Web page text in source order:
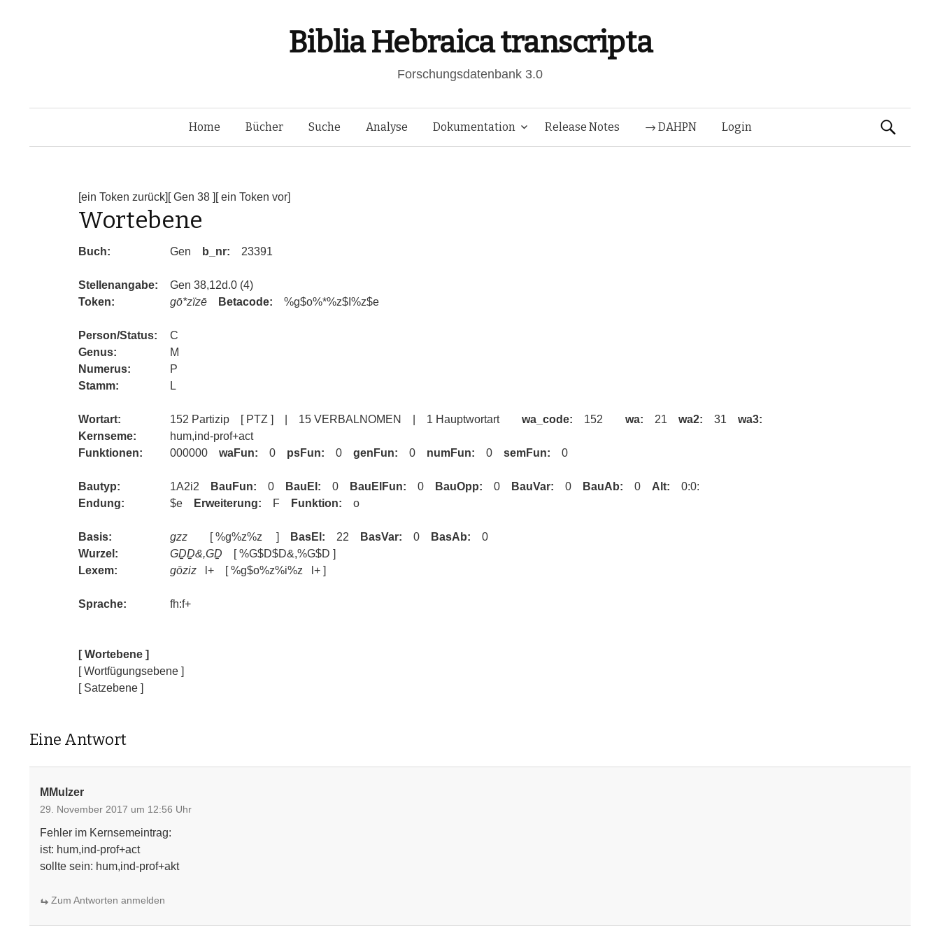
Biblia Hebraica transcripta
Forschungsdatenbank 3.0
Springe
Home Bücher Suche Analyse Dokumentation Release Notes → DAHPN Login Suchen
[ein Token zurück] [ Gen 38 ] [ ein Token vor]
Wortebene
Buch: Gen b_nr: 23391
Stellenangabe:
Gen 38,12d.0 (4)
Token:
gō*zïzē Betacode: %g$o%*%z$I%z$e
Person/Status:
C
Genus:
M
Numerus:
P
Stamm:
L
Wortart: 152 Partizip [ PTZ ] | 15 VERBALNOMEN | 1 Hauptwortart wa_code: 152 wa: 21 wa2: 31 wa3:
Kernseme:
hum,ind-prof+act
Funktionen:
000000 waFun: 0 psFun: 0 genFun: 0 numFun: 0 semFun: 0
Bautyp: 1A2i2 BauFun: 0 BauEl: 0 BauElFun: 0 BauOpp: 0 BauVar: 0 BauAb: 0 Alt:
0:0:
Endung:
$e Erweiterung: F Funktion: o
Basis: gzz [ %g%z%z ] BasEl: 22 BasVar: 0 BasAb:
0
Wurzel:
GḎḎ&,GḎ [ %G$D$D&,%G$D ]
Lexem:
gōziz l+ [ %g$o%z%i%z l+ ]
Sprache: fh:f+
[ Wortebene ]
[ Wortfügungsebene ]
[ Satzebene ]
Eine Antwort
MMulzer
29. November 2017 um 12:56 Uhr
Fehler im Kernsemeintrag:
ist: hum,ind-prof+act
sollte sein: hum,ind-prof+akt
Zum Antworten anmelden